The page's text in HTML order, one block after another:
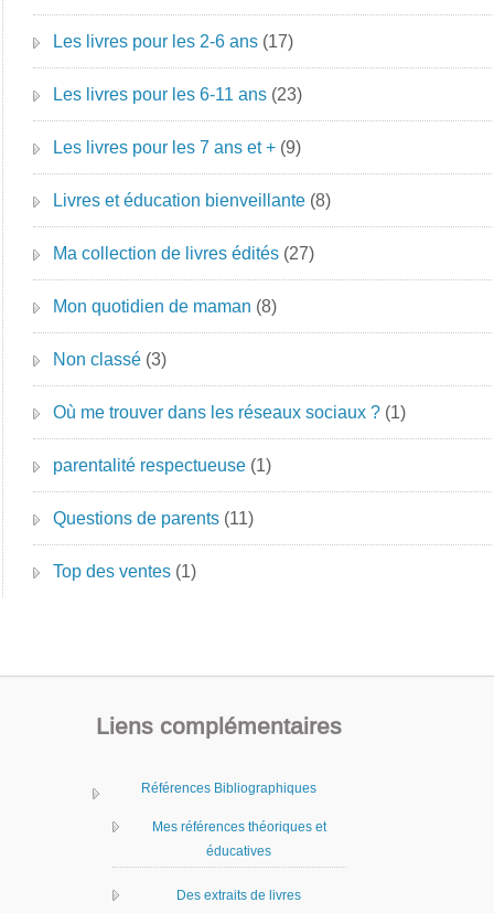
Les livres pour les 2-6 ans (17)
Les livres pour les 6-11 ans (23)
Les livres pour les 7 ans et + (9)
Livres et éducation bienveillante (8)
Ma collection de livres édités (27)
Mon quotidien de maman (8)
Non classé (3)
Où me trouver dans les réseaux sociaux ? (1)
parentalité respectueuse (1)
Questions de parents (11)
Top des ventes (1)
Liens complémentaires
Références Bibliographiques
Mes références théoriques et
éducatives
Des extraits de livres